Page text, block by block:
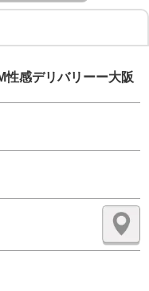
るチャンスがあり、
グループです。
一般企業にはない業
！
タッフもたくさんいま
！
が、最も出世できる
ことができる内容で
対一で指導いたしま
感デリバリーー大阪